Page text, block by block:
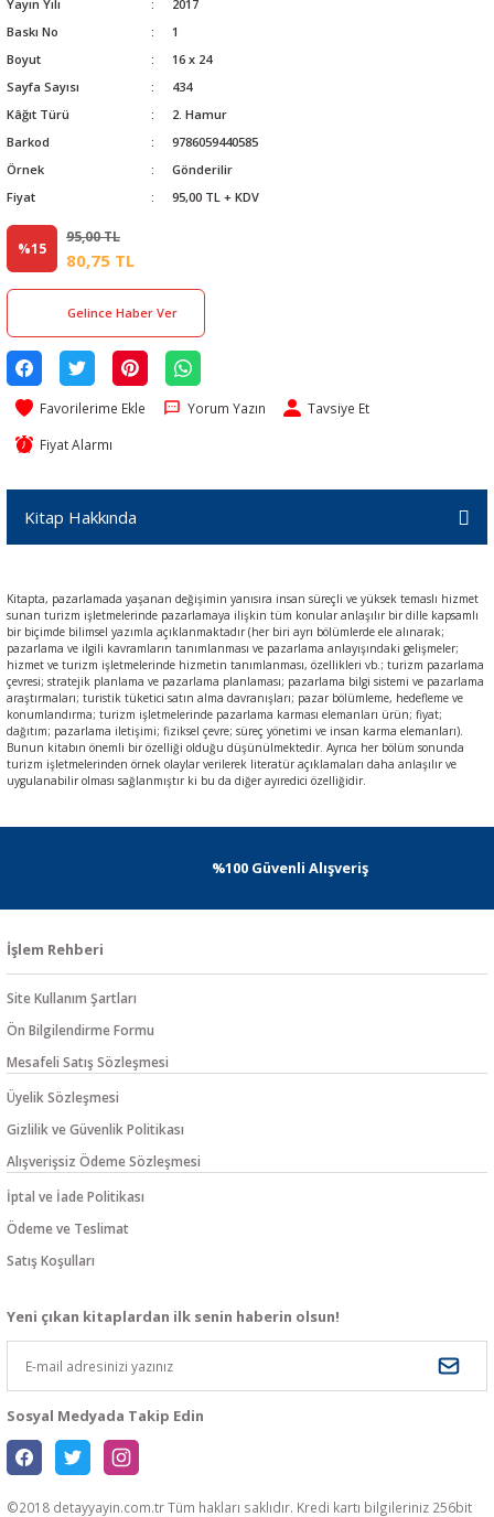
Yayın Yılı
2017
Baskı No
1
Boyut
16 x 24
Sayfa Sayısı
434
Kâğıt Türü
2. Hamur
Barkod
9786059440585
Örnek
Gönderilir
Fiyat
95,00 TL + KDV
%15
95,00 TL
80,75 TL
Gelince Haber Ver
Yorum Yazın Tavsiye Et
Fiyat Alarmı
Kitap Hakkında
Kitapta, pazarlamada yaşanan değişimin yanısıra insan süreçli ve yüksek temaslı hizmet
sunan turizm işletmelerinde pazarlamaya ilişkin tüm konular anlaşılır bir dille kapsamlı
bir biçimde bilimsel yazımla açıklanmaktadır (her biri ayrı bölümlerde ele alınarak;
pazarlama ve ilgili kavramların tanımlanması ve pazarlama anlayışındaki gelişmeler;
hizmet ve turizm işletmelerinde hizmetin tanımlanması, özellikleri vb.; turizm pazarlama
çevresi; stratejik planlama ve pazarlama planlaması; pazarlama bilgi sistemi ve pazarlama
araştırmaları; turistik tüketici satın alma davranışları; pazar bölümleme, hedefleme ve
konumlandırma; turizm işletmelerinde pazarlama karması elemanları ürün; fiyat;
dağıtım; pazarlama iletişimi; fiziksel çevre; süreç yönetimi ve insan karma elemanları).
Bunun kitabın önemli bir özelliği olduğu düşünülmektedir. Ayrıca her bölüm sonunda
turizm işletmelerinden örnek olaylar verilerek literatür açıklamaları daha anlaşılır ve
uygulanabilir olması sağlanmıştır ki bu da diğer ayıredici özelliğidir.
%100 Güvenli Alışveriş
İşlem Rehberi
Site Kullanım Şartları
Ön Bilgilendirme Formu
Mesafeli Satış Sözleşmesi
Üyelik Sözleşmesi
Gizlilik ve Güvenlik Politikası
Alışverişsiz Ödeme Sözleşmesi
İptal ve İade Politikası
Ödeme ve Teslimat
Satış Koşulları
Yeni çıkan kitaplardan ilk senin haberin olsun!
Sosyal Medyada Takip Edin
©2018 detayyayin.com.tr Tüm hakları saklıdır. Kredi kartı bilgileriniz 256bit